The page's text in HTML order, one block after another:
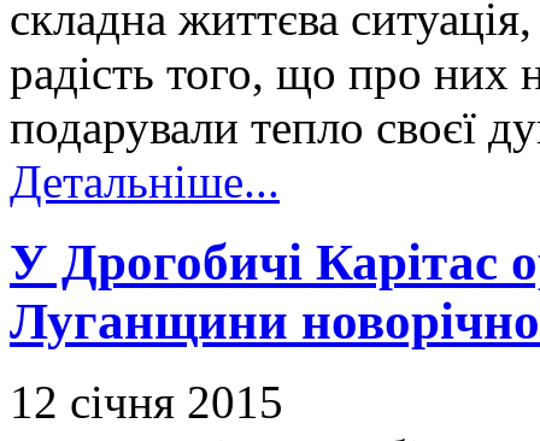
складна життєва
радість того, що про них
подарували тепло своєї
Детальніше...
У Дрогобичі Карітас
Луганщини
12 січня 2015